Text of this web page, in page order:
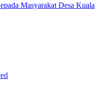
Masyarakat Desa Kuala